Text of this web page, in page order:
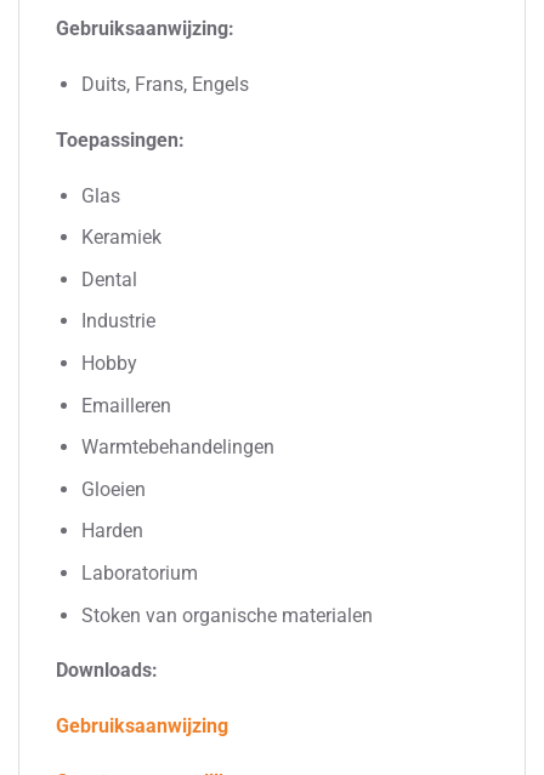
Gebruiksaanwijzing:
Duits, Frans, Engels
Toepassingen:
Glas
Keramiek
Dental
Industrie
Hobby
Emailleren
Warmtebehandelingen
Gloeien
Harden
Laboratorium
Stoken van organische materialen
Downloads:
Gebruiksaanwijzing